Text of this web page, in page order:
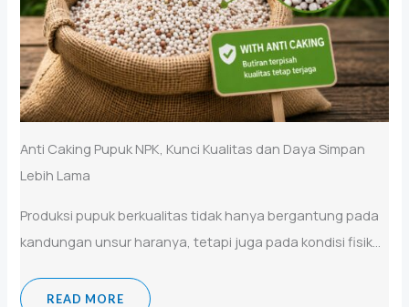
Anti Caking Pupuk NPK, Kunci Kualitas dan Daya Simpan
Lebih Lama
Produksi pupuk berkualitas tidak hanya bergantung pada
kandungan unsur haranya, tetapi juga pada kondisi fisik...
READ MORE